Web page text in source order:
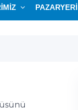
PAZARYERI